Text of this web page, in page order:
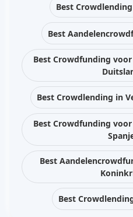
Best
Best
Best Crowdfunding
Best Crowdlending in
Best Crowdfunding
Best
Best